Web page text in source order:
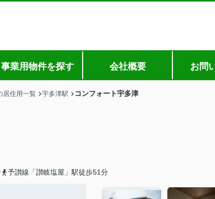
事業用物件を探す 会社概要 お問
居住用一覧 宇多津駅 コンフォート宇多津
予讃線「讃岐塩屋」駅徒歩51分